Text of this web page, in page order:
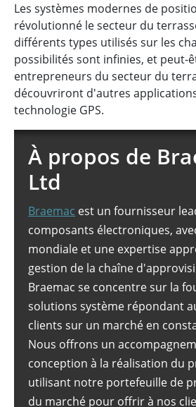
Les systèmes modernes de
révolutionné le secteur du
différents types utilisés sur les
possibilités sont infinies, et peut-
entrepreneurs du secteur du
découvriront d'autres
technologie GPS.
À propos de
Ltd
Braemac est un fournisseur
composants électroniques,
mondiale et une expertise
gestion de la chaîne
Braemac se concentre sur la
solutions système répondant
clients sur un marché en
Nous offrons un
conception à la réalisation du
utilisant notre portefeuille de
du marché pour offrir à nos